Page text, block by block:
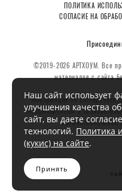
ПОЛИТИКА
СОГЛАСИЕ НА
©2019-2026 АРТХОУМ. Все
материалов с сайта
Информация об
информационный и
профессиональной
Наш сайт использует
улучшения качества
сайт, вы даете
технологий. Политика
(кукис) на сайте.
Принять